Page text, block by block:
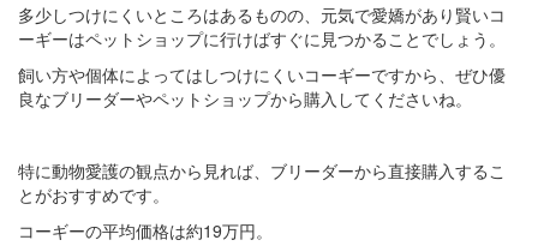
多少しつけにくいところはあるものの、元気で愛嬌があり賢いコ
ーギーはペットショップに行けばすぐに見つかることでしょう。
飼い方や個体によってはしつけにくいコーギーですから、ぜひ優
良なブリーダーやペットショップから購入してくださいね。
特に動物愛護の観点から見れば、ブリーダーから直接購入するこ
とがおすすめです。
コーギーの平均価格は約19万円。